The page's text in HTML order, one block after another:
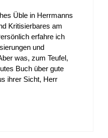
Üble in Herrmanns
Kritisierbares am
erfahre ich
und
was, zum Teufel,
Buch über gute
ihrer Sicht, Herr